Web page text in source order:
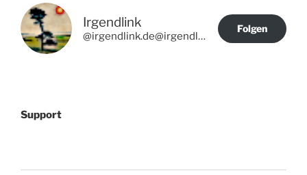
Irgendlink
@irgendlink.de@irgendlink.de
Folgen
Support